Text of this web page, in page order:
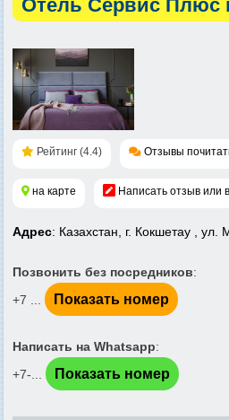
Отель Сервис Плюс
Рейтинг (4.4) Отзывы
на карте Написать отзыв или
Адрес: Казахстан, г. Кокшетау , ул.
Позвонить без посредников:
+7 ...
Показать номер
Написать на Whatsapp:
+7-...
Показать номер